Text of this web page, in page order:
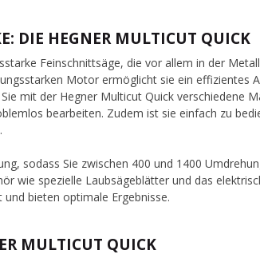
DIE HEGNER MULTICUT QUICK
Feinschnittsäge, die vor allem in der
Motor ermöglicht sie ein effizientes
mit der Hegner Multicut Quick verschiedene
bearbeiten. Zudem ist sie einfach zu
sodass Sie zwischen 400 und 1400
wie spezielle Laubsägeblätter und das
bieten optimale Ergebnisse.
MULTICUT QUICK